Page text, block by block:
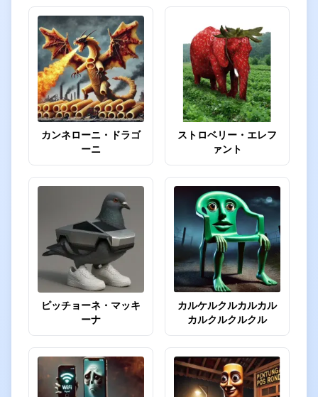
カンネローニ・ドラゴ
ーニ
ストロベリー・エレフ
ァント
ピッチョーネ・マッキ
ーナ
カルケルクルカルカル
カルクルクルクル